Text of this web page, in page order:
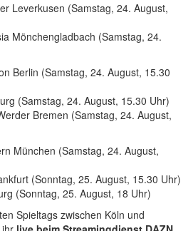
Leverkusen (Samstag, 24. August,
Mönchengladbach (Samstag, 24.
Berlin (Samstag, 24. August, 15.30
(Samstag, 24. August, 15.30 Uhr)
Bremen (Samstag, 24. August,
München (Samstag, 24. August,
(Sonntag, 25. August, 15.30 Uhr)
(Sonntag, 25. August, 18 Uhr)
Spieltags zwischen Köln und